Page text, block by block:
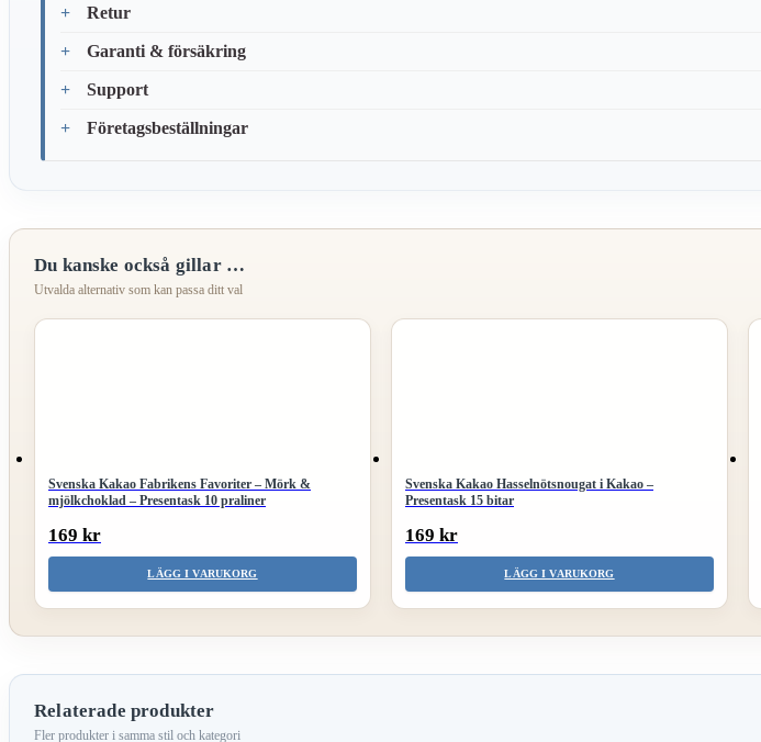
Retur
Garanti & försäkring
Support
Företagsbeställningar
Du kanske också gillar …
Svenska Kakao Fabrikens Favoriter – Mörk &
mjölkchoklad – Presentask 10 praliner
169 kr
LÄGG I VARUKORG
Svenska Kakao Hasselnötsnougat i Kakao –
Presentask 15 bitar
169 kr
LÄGG I VARUKORG
Relaterade produkter